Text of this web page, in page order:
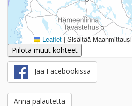
Leaflet | Sisältää
Piilota muut kohteet
Jaa Facebookissa
Anna palautetta